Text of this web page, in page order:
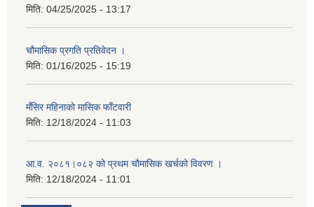
मिति: 04/25/2025 - 13:17
चौमासिक प्रगति प्रतिवेदन ।
मिति: 01/16/2025 - 15:19
मँसिर महिनाको मासिक फाँटवारी
मिति: 12/18/2024 - 11:03
आ.व. २०८१।०८२ को प्रथम चौमासिक खर्चको विवरण ।
मिति: 12/18/2024 - 11:01